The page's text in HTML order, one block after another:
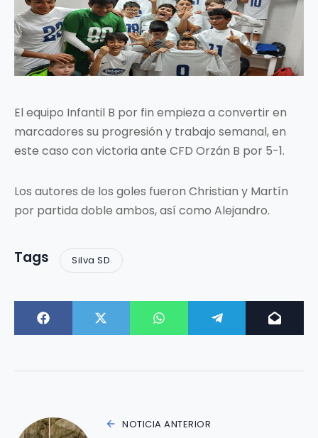
El equipo Infantil B por fin empieza a convertir en
marcadores su progresión y trabajo semanal, en
este caso con victoria ante CFD Orzán B por 5-1.
Los autores de los goles fueron Christian y Martín
por partida doble ambos, así como Alejandro.
Tags Silva SD
NOTICIA ANTERIOR